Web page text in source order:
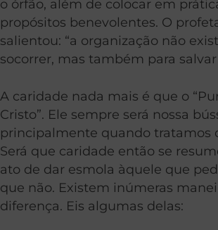
o órfão, além de colocar em
propósitos benevolentes. O
salientou: “a organização não
socorrer, mas também para salvar
A caridade nada mais é que o
Cristo”. Ele sempre será nossa
principalmente quando tratamos
Será que caridade então se
ato de dar esmola àquele que
que não. Existem inúmeras
diferença. Eis algumas delas: